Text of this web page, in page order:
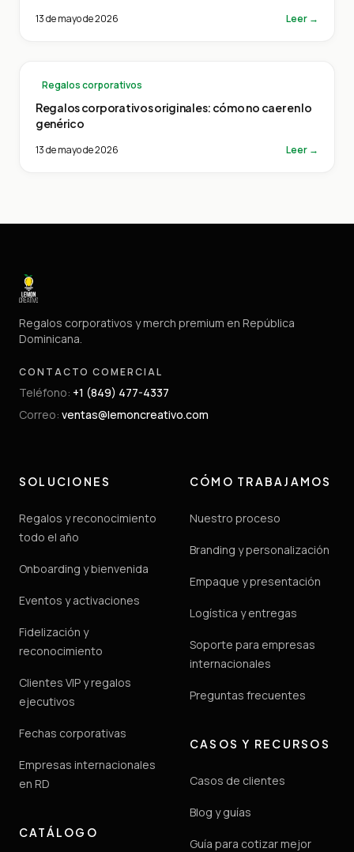
13 de mayo de 2026 Leer →
Regalos corporativos
Regalos corporativos originales: cómo no caer en lo
genérico
13 de mayo de 2026 Leer →
Regalos corporativos y merch premium en República
Dominicana.
CONTACTO COMERCIAL
Teléfono: +1 (849) 477-4337
Correo: ventas@lemoncreativo.com
SOLUCIONES
Regalos y reconocimiento
todo el año
Onboarding y bienvenida
Eventos y activaciones
Fidelización y
reconocimiento
Clientes VIP y regalos
ejecutivos
Fechas corporativas
Empresas internacionales
en RD
CATÁLOGO
CÓMO TRABAJAMOS
Nuestro proceso
Branding y personalización
Empaque y presentación
Logística y entregas
Soporte para empresas
internacionales
Preguntas frecuentes
CASOS Y RECURSOS
Casos de clientes
Blog y guías
Guía para cotizar mejor